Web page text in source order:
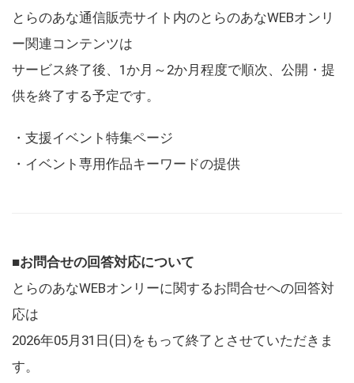
とらのあな通信販売サイト内のとらのあなWEBオンリ
ー関連コンテンツは
サービス終了後、1か月～2か月程度で順次、公開・提
供を終了する予定です。
・支援イベント特集ページ
・イベント専用作品キーワードの提供
■お問合せの回答対応について
とらのあなWEBオンリーに関するお問合せへの回答対
応は
2026年05月31日(日)をもって終了とさせていただきま
す。